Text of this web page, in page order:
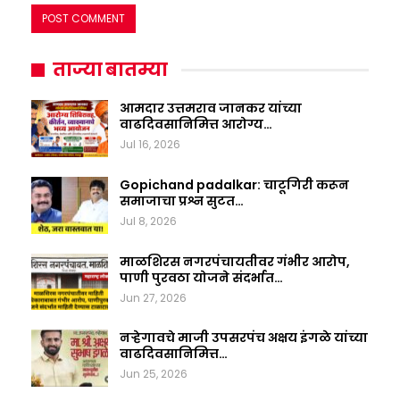
ताज्या बातम्या
आमदार उत्तमराव जानकर यांच्या
वाढदिवसानिमित्त आरोग्य…
Jul 16, 2026
Gopichand padalkar: चाटूगिरी करून
समाजाचा प्रश्न सुटत…
Jul 8, 2026
माळशिरस नगरपंचायतीवर गंभीर आरोप,
पाणी पुरवठा योजने संदर्भात…
Jun 27, 2026
नऱ्हेगावचे माजी उपसरपंच अक्षय इंगळे यांच्या
वाढदिवसानिमित्त…
Jun 25, 2026